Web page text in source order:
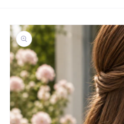
direct naar